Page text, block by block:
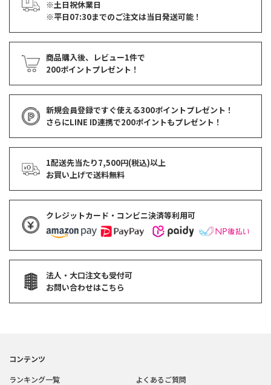
※土日祝休業日
※平日07:30までのご注文は当日発送可能！
商品購入後、レビュー1件で
200ポイントプレゼント！
新規会員登録ですぐ使える300ポイントプレゼント！
さらにLINE ID連携で200ポイントもプレゼント！
1配送先当たり7,500円(税込)以上
お買い上げで送料無料
クレジットカード・コンビニ決済等利用可
法人・大口注文も受付可
お問い合わせはこちら
コンテンツ
ランキング一覧
よくあるご質問